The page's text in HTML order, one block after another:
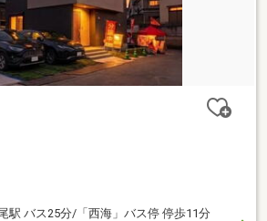
駅 バス25分/「西海」バス停 停歩11分